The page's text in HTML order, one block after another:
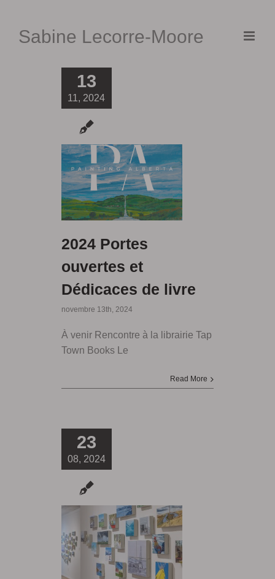
contentSabine Lecorre-Moore
13
11, 2024
2024 Portes
ouvertes et
Dédicaces de livre
novembre 13th, 2024
À venir Rencontre à la librairie Tap
Town Books Le
Read More
23
08, 2024